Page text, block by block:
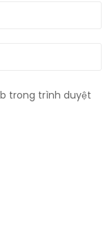
trong trình duyệt